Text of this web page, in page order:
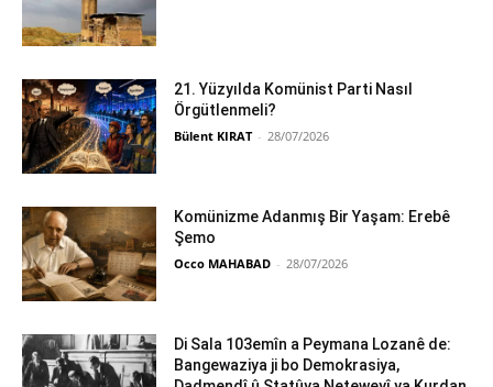
21. Yüzyılda Komünist Parti Nasıl
Örgütlenmeli?
Bülent KIRAT - 28/07/2026
Komünizme Adanmış Bir Yaşam: Erebê
Şemo
Occo MAHABAD - 28/07/2026
Di Sala 103emîn a Peymana Lozanê de:
Bangewaziya ji bo Demokrasiya,